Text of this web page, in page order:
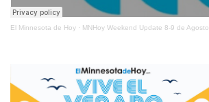
El Minnesota de Hoy · MNHoy Weekend Update 8-9 de Agosto